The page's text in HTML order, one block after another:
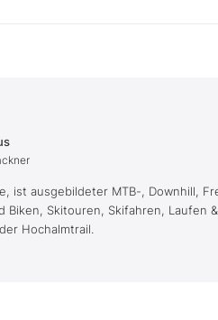
ist ausgebildeter MTB-, Downhill,
Biken, Skitouren, Skifahren, Laufen
Hochalmtrail.